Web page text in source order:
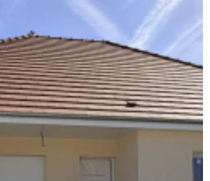
LIVRE
NOTRE
NOTRE